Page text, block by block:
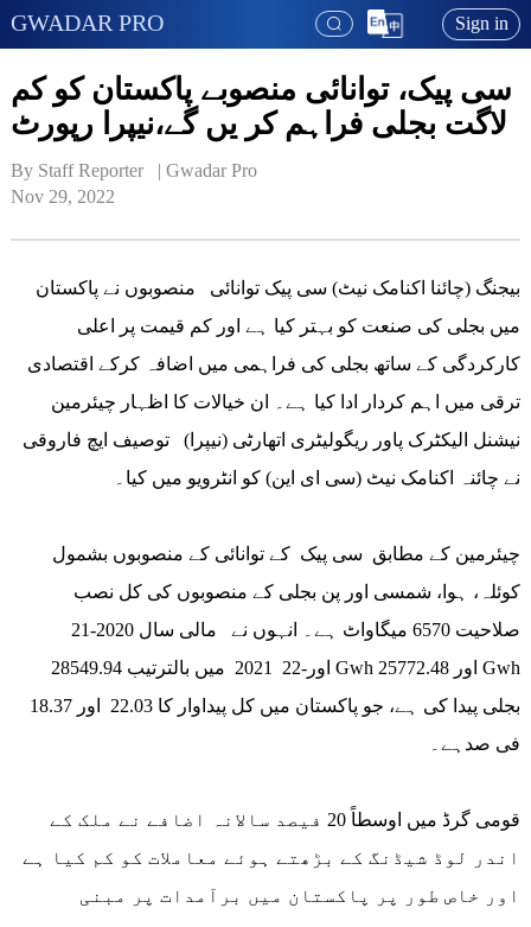
GWADAR PRO Sign in
سی پیک، توانائی منصوبے پاکستان کو کم
لاگت بجلی فراہم کر یں گے،نیپرا رپورٹ
By Staff Reporter   | Gwadar Pro
Nov 29, 2022
بیجنگ (چائنا اکنامک نیٹ) سی پیک توانائی منصوبوں نے پاکستان
میں بجلی کی صنعت کو بہتر کیا ہے اور کم قیمت پر اعلی
کارکردگی کے ساتھ بجلی کی فراہمی میں اضافہ کرکے اقتصادی
ترقی میں اہم کردار ادا کیا ہے۔ ان خیالات کا اظہار چیئرمین
نیشنل الیکٹرک پاور ریگولیٹری اتھارٹی (نیپرا) توصیف ایچ فاروقی
نے چائنہ اکنامک نیٹ (سی ای این) کو انٹرویو میں کیا۔
چیئرمین کے مطابق سی پیک کے توانائی کے منصوبوں بشمول
کوئلہ، ہوا، شمسی اور پن بجلی کے منصوبوں کی کل نصب
اور-22 2021 میں بالترتیب 28549.94 Gwh اور 25772.48 Gwh
فی صدہے۔
قومی گرڈ میں اوسطاً 20 فیصد سالانہ اضافے نے ملک کے
اندر لوڈ شیڈنگ کے بڑھتے ہوئے معاملات کو کم کیا ہے
اور خاص طور پر پاکستان میں برآمدات پر مبنی